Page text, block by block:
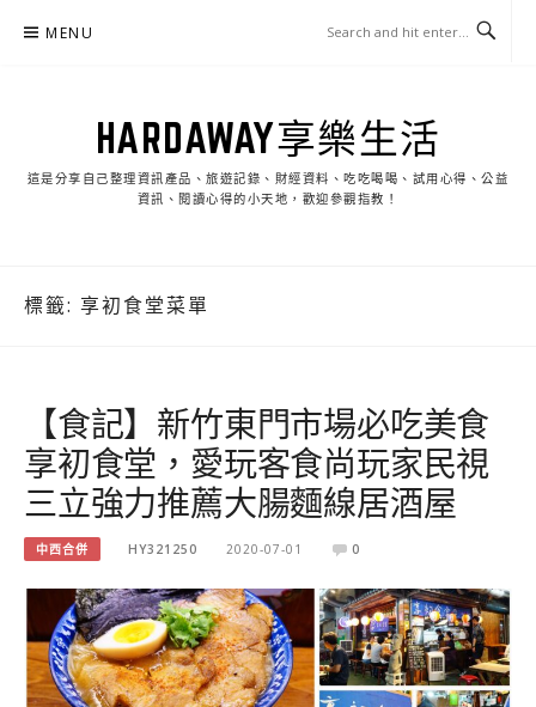
MENU
HARDAWAY享樂生活
這是分享自己整理資訊產品、旅遊記錄、財經資料、吃吃喝喝、試用心得、公益
資訊、閱讀心得的小天地，歡迎參觀指教！
標籤: 享初食堂菜單
【食記】新竹東門市場必吃美食
享初食堂，愛玩客食尚玩家民視
三立強力推薦大腸麵線居酒屋
中西合併 HY321250 2020-07-01 0